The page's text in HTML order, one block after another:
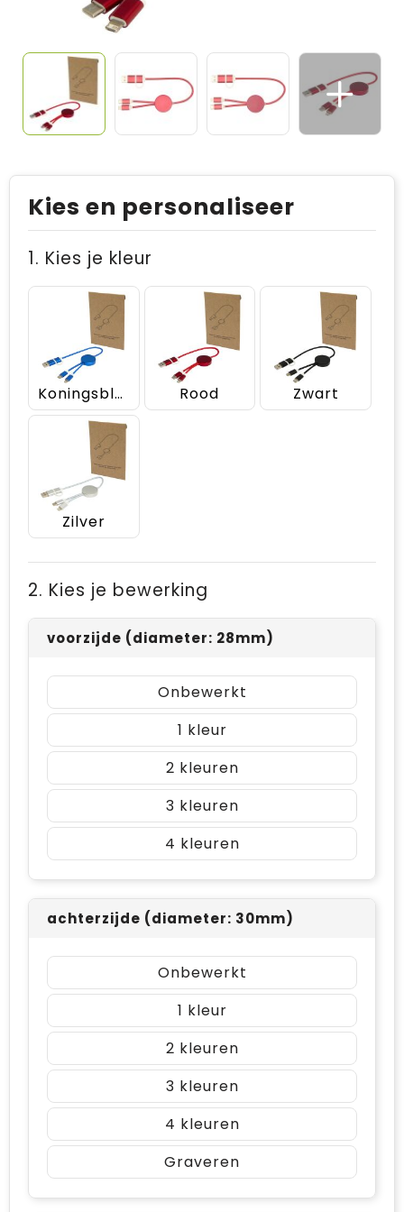
Kies en personaliseer
1. Kies je kleur
Koningsblauw Rood Zwart
Zilver
2. Kies je bewerking
voorzijde (diameter: 28mm)
Onbewerkt
1
2
3
4
achterzijde (diameter: 30mm)
Onbewerkt
1
2
3
4
Graveren